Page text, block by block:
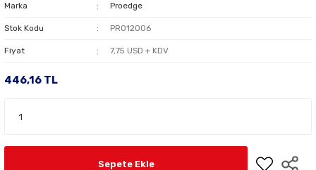
Marka Proedge
Stok Kodu PRO12006
Fiyat 7,75 USD + KDV
446,16 TL
Sepete Ekle